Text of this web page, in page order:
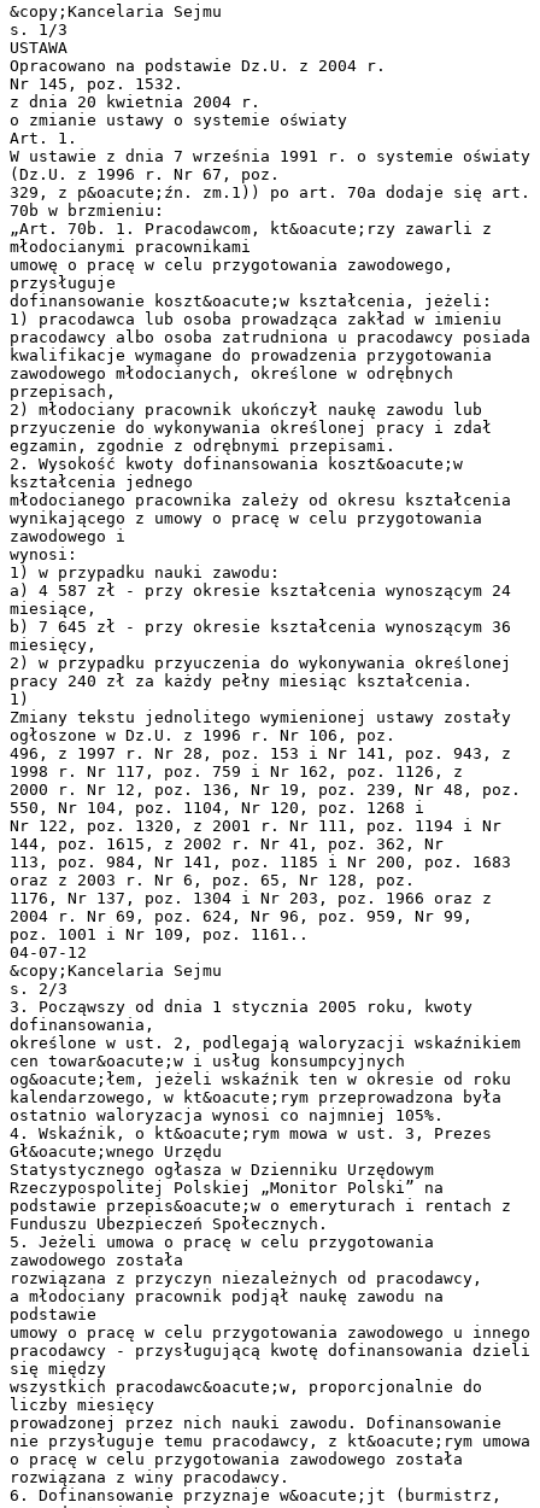
&copy;Kancelaria Sejmu
s. 1/3
USTAWA
Opracowano na podstawie Dz.U. z 2004 r.
Nr 145, poz. 1532.
z dnia 20 kwietnia 2004 r.
o zmianie ustawy o systemie oświaty
Art. 1.
W ustawie z dnia 7 września 1991 r. o systemie oświaty
(Dz.U. z 1996 r. Nr 67, poz.
329, z p&oacute;źn. zm.1)) po art. 70a dodaje się art.
70b w brzmieniu:
„Art. 70b. 1. Pracodawcom, kt&oacute;rzy zawarli z
młodocianymi pracownikami
umowę o pracę w celu przygotowania zawodowego,
przysługuje
dofinansowanie koszt&oacute;w kształcenia, jeżeli:
1) pracodawca lub osoba prowadząca zakład w imieniu
pracodawcy albo osoba zatrudniona u pracodawcy posiada
kwalifikacje wymagane do prowadzenia przygotowania
zawodowego młodocianych, określone w odrębnych
przepisach,
2) młodociany pracownik ukończył naukę zawodu lub
przyuczenie do wykonywania określonej pracy i zdał
egzamin, zgodnie z odrębnymi przepisami.
2. Wysokość kwoty dofinansowania koszt&oacute;w
kształcenia jednego
młodocianego pracownika zależy od okresu kształcenia
wynikającego z umowy o pracę w celu przygotowania
zawodowego i
wynosi:
1) w przypadku nauki zawodu:
a) 4 587 zł - przy okresie kształcenia wynoszącym 24
miesiące,
b) 7 645 zł - przy okresie kształcenia wynoszącym 36
miesięcy,
2) w przypadku przyuczenia do wykonywania określonej
pracy 240 zł za każdy pełny miesiąc kształcenia.
1)
Zmiany tekstu jednolitego wymienionej ustawy zostały
ogłoszone w Dz.U. z 1996 r. Nr 106, poz.
496, z 1997 r. Nr 28, poz. 153 i Nr 141, poz. 943, z
1998 r. Nr 117, poz. 759 i Nr 162, poz. 1126, z
2000 r. Nr 12, poz. 136, Nr 19, poz. 239, Nr 48, poz.
550, Nr 104, poz. 1104, Nr 120, poz. 1268 i
Nr 122, poz. 1320, z 2001 r. Nr 111, poz. 1194 i Nr
144, poz. 1615, z 2002 r. Nr 41, poz. 362, Nr
113, poz. 984, Nr 141, poz. 1185 i Nr 200, poz. 1683
oraz z 2003 r. Nr 6, poz. 65, Nr 128, poz.
1176, Nr 137, poz. 1304 i Nr 203, poz. 1966 oraz z
2004 r. Nr 69, poz. 624, Nr 96, poz. 959, Nr 99,
poz. 1001 i Nr 109, poz. 1161..
04-07-12
&copy;Kancelaria Sejmu
s. 2/3
3. Począwszy od dnia 1 stycznia 2005 roku, kwoty
dofinansowania,
określone w ust. 2, podlegają waloryzacji wskaźnikiem
cen towar&oacute;w i usług konsumpcyjnych
og&oacute;łem, jeżeli wskaźnik ten w okresie od roku
kalendarzowego, w kt&oacute;rym przeprowadzona była
ostatnio waloryzacja wynosi co najmniej 105%.
4. Wskaźnik, o kt&oacute;rym mowa w ust. 3, Prezes
Gł&oacute;wnego Urzędu
Statystycznego ogłasza w Dzienniku Urzędowym
Rzeczypospolitej Polskiej „Monitor Polski” na
podstawie przepis&oacute;w o emeryturach i rentach z
Funduszu Ubezpieczeń Społecznych.
5. Jeżeli umowa o pracę w celu przygotowania
zawodowego została
rozwiązana z przyczyn niezależnych od pracodawcy,
a młodociany pracownik podjął naukę zawodu na
podstawie
umowy o pracę w celu przygotowania zawodowego u innego
pracodawcy - przysługującą kwotę dofinansowania dzieli
się między
wszystkich pracodawc&oacute;w, proporcjonalnie do
liczby miesięcy
prowadzonej przez nich nauki zawodu. Dofinansowanie
nie przysługuje temu pracodawcy, z kt&oacute;rym umowa
o pracę w celu przygotowania zawodowego została
rozwiązana z winy pracodawcy.
6. Dofinansowanie przyznaje w&oacute;jt (burmistrz,